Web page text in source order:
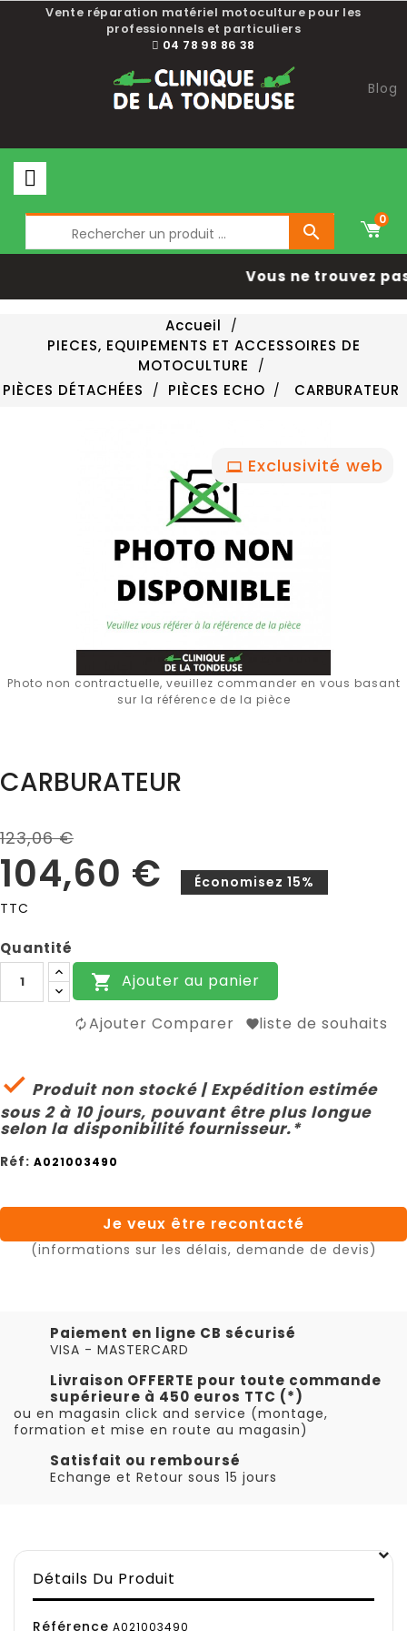
Vente réparation matériel motoculture pour les
professionnels et particuliers
04 78 98 86 38
Blog

0
Vous ne trouvez
Accueil
PIECES, EQUIPEMENTS ET ACCESSOIRES DE
MOTOCULTURE
PIÈCES DÉTACHÉES
PIÈCES ECHO CARBURATEUR
Exclusivité web
Photo non contractuelle, veuillez commander en vous basant
sur la référence de la pièce
CARBURATEUR
123,06 €
104,60 €
Économisez 15%
TTC
Quantité
 Ajouter au panier
Ajouter Comparer liste de souhaits
 Produit non stocké | Expédition estimée
sous 2 à 10 jours, pouvant être plus longue
selon la disponibilité fournisseur.*
Réf: A021003490
Je veux être recontacté
(informations sur les délais, demande de devis)
Paiement en ligne CB sécurisé
VISA - MASTERCARD
Livraison OFFERTE pour toute commande
supérieure à 450 euros TTC (*)
ou en magasin click and service (montage,
formation et mise en route au magasin)
Satisfait ou remboursé
Echange et Retour sous 15 jours
Détails Du Produit
Référence A021003490